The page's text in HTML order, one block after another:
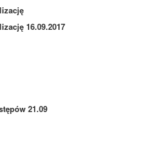
16.09.2017
21.09